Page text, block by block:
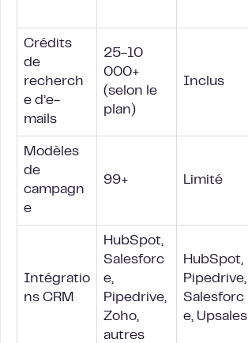
Crédits
de
recherch
e d’e-
mails
25-10
000+
(selon le
plan)
Inclus
Modèles
de
campagn
e
99+ Limité
Intégratio
ns CRM
HubSpot,
Salesforc
e,
Pipedrive,
Zoho,
autres
HubSpot,
Pipedrive,
Salesforc
e, Upsales